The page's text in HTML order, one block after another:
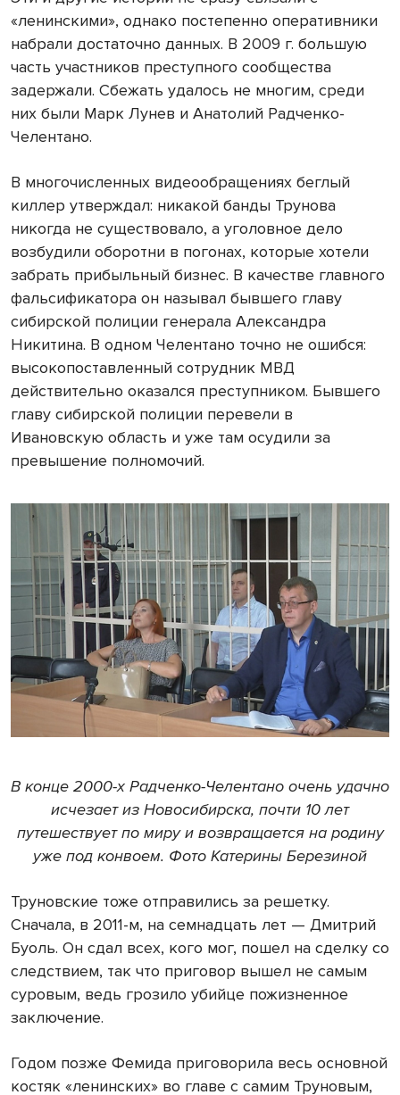
«ленинскими», однако постепенно оперативники
набрали достаточно данных. В 2009 г. большую
часть участников преступного сообщества
задержали. Сбежать удалось не многим, среди
них были Марк Лунев и Анатолий Радченко-
Челентано.
В многочисленных видео­обращениях беглый
киллер утверждал: никакой банды Трунова
никогда не существовало, а уголовное дело
возбудили оборотни в погонах, которые хотели
забрать прибыльный бизнес. В качестве главного
фальсификатора он называл бывшего главу
сибирской полиции генерала Александра
Никитина. В одном Челентано точно не ошибся:
высокопоставленный сотрудник МВД
действительно оказался преступником. Бывшего
главу сибирской полиции перевели в
Ивановскую область и уже там осудили за
превышение полномочий.
В конце 2000-х Радченко-Челентано очень удачно
исчезает из Новосибирска, почти 10 лет
путешествует по миру и возвращается на родину
уже под конвоем. Фото Катерины Березиной
Труновские тоже отправились за решетку.
Сначала, в 2011-м, на семнадцать лет — Дмитрий
Буоль. Он сдал всех, кого мог, пошел на сделку со
следствием, так что приговор вышел не самым
суровым, ведь грозило убийце пожизненное
заключение.
Годом позже Фемида приговорила весь основной
костяк «ленинских» во главе с самим Труновым,